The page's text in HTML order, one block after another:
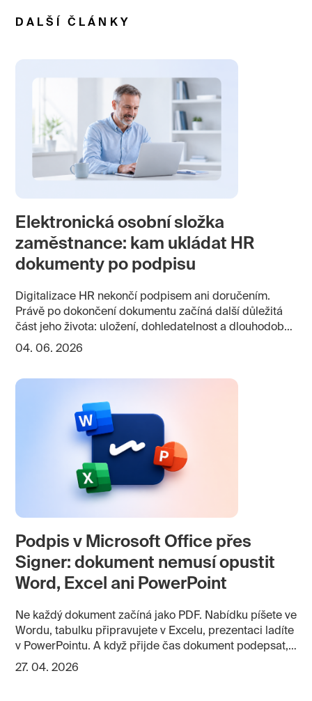
DALŠÍ ČLÁNKY
Elektronická osobní složka
zaměstnance: kam ukládat HR
dokumenty po podpisu
Digitalizace HR nekončí podpisem ani doručením.
Právě po dokončení dokumentu začíná další důležitá
část jeho života: uložení, dohledatelnost a dlouhodobá
důvěryhodnost. Pracovní smlouvy, dodatky, platové
digitální úložiště. Je to místo, kde se potkává HR
agenda, dokumentový proces, spisová služba a
04. 06. 2026
Podpis v Microsoft Office přes
Signer: dokument nemusí opustit
Word, Excel ani PowerPoint
Ne každý dokument začíná jako PDF. Nabídku píšete ve
Wordu, tabulku připravujete v Excelu, prezentaci ladíte
v PowerPointu. A když přijde čas dokument podepsat,
často nastane zbytečné kolečko: uložit, převést, otevřít
27. 04. 2026